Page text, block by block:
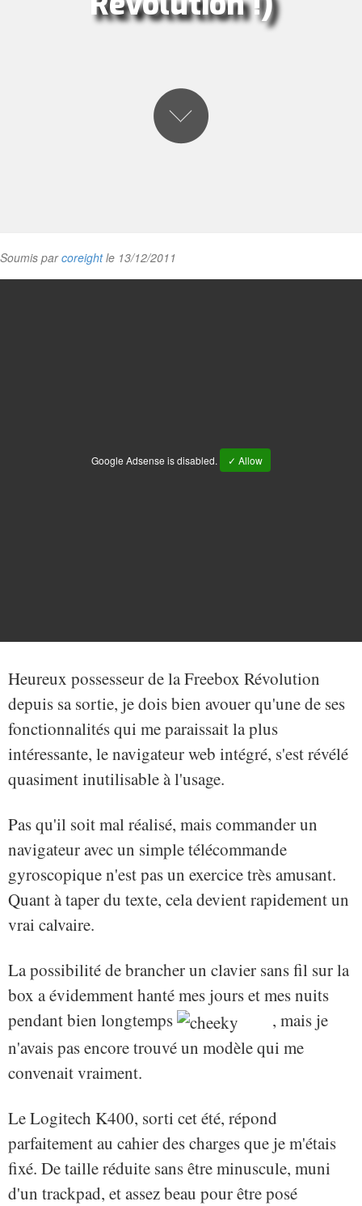
Soumis parcoreightle 13/12/2011
Google Adsense is disabled. ✓ Allow
Heureux possesseur de la Freebox Révolution
depuis sa sortie, je dois bien avouer qu'une de ses
fonctionnalités qui me paraissait la plus
intéressante, le navigateur web intégré, s'est révélé
quasiment inutilisable à l'usage.
Pas qu'il soit mal réalisé, mais commander un
navigateur avec un simple télécommande
gyroscopique n'est pas un exercice très amusant.
Quant à taper du texte, cela devient rapidement un
vrai calvaire.
La possibilité de brancher un clavier sans fil sur la
box a évidemment hanté mes jours et mes nuits
pendant bien longtemps
, mais je
n'avais pas encore trouvé un modèle qui me
convenait vraiment.
Le Logitech K400, sorti cet été, répond
parfaitement au cahier des charges que je m'étais
fixé. De taille réduite sans être minuscule, muni
d'un trackpad, et assez beau pour être posé